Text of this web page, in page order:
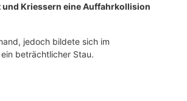
Kriessern eine Auffahrkollision
jedoch bildete sich im
beträchtlicher Stau.